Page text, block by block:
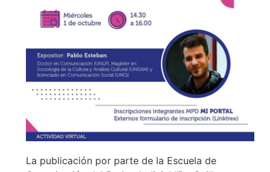
La publicación por parte de la Escuela de